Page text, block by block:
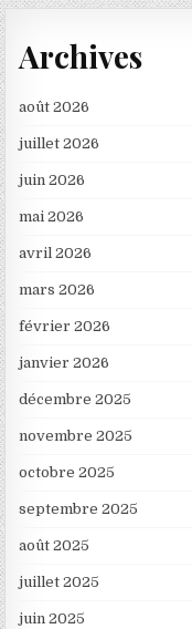
Archives
août 2026
juillet 2026
juin 2026
mai 2026
avril 2026
mars 2026
février 2026
janvier 2026
décembre 2025
novembre 2025
octobre 2025
septembre 2025
août 2025
juillet 2025
juin 2025